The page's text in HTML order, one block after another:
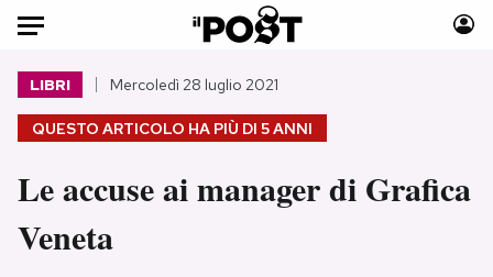
Auto
HOME
Italia
Politica
Moda
QUESTO ARTICOLO HA PIÙ DI 5 ANNI
LIBRI Mercoledì 28 luglio 2021
Le accuse ai manager di Grafica
Veneta